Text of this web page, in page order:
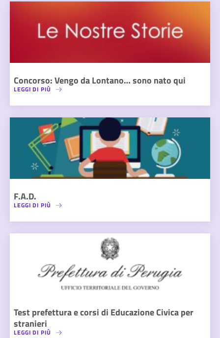
Concorso: Vengo da Lontano… sono nato qui
LEGGI DI PIÙ
F.A.D.
LEGGI DI PIÙ
Test prefettura e corsi di Educazione Civica per
stranieri
LEGGI DI PIÙ